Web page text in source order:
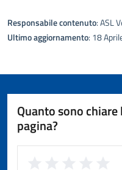
Responsabile contenuto: ASL
Ultimo aggiornamento: 18
Quanto sono
pagina?